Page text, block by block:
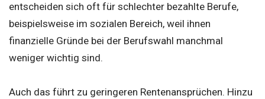
entscheiden sich oft für schlechter bezahlte Berufe,
beispielsweise im sozialen Bereich, weil ihnen
finanzielle Gründe bei der Berufswahl manchmal
weniger wichtig sind.
Auch das führt zu geringeren Rentenansprüchen. Hinzu